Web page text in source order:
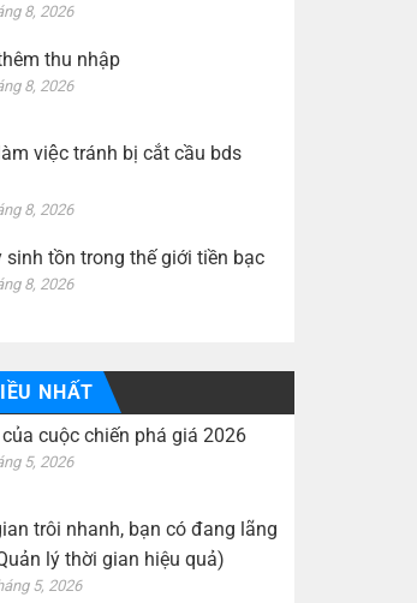
8, 2026
thu nhập
8, 2026
việc tránh bị cắt cầu bds
8, 2026
sinh tồn trong thế giới tiền bạc
8, 2026
NHẤT
của cuộc chiến phá giá 2026
5, 2026
trôi nhanh, bạn có đang lãng
lý thời gian hiệu quả)
5, 2026